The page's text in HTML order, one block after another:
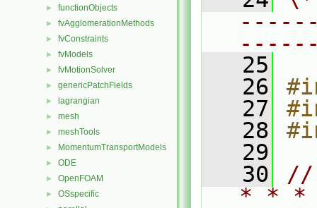
► functionObjects
► fvAgglomerationMethods
► fvConstraints
► fvModels
► fvMotionSolver
► genericPatchFields
► lagrangian
► mesh
► meshTools
► MomentumTransportModels
► ODE
► OpenFOAM
► OSspecific
   25
   26
   27
   28
   29
   30
//
* * *